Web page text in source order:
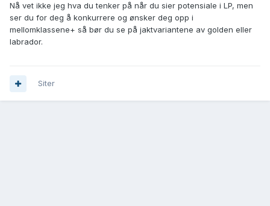
Nå vet ikke jeg hva du tenker på når du sier potensiale i LP, men
ser du for deg å konkurrere og ønsker deg opp i
mellomklassene+ så bør du se på jaktvariantene av golden eller
labrador.
Siter